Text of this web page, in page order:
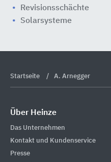
Revisionsschächte
Solarsysteme
Startseite A. Arnegger
Über Heinze
Das Unternehmen
Kontakt und Kundenservice
Presse